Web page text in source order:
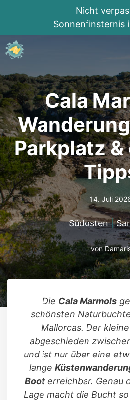
Nicht
Sonnenfinsternis
Zum
Inhalt
Cala
Parkplatz
14. Juli
Südosten|
von
Die Cala Marmols
schönsten
Mallorcas. Der
abgeschieden
und ist nur über eine
lange
Boot erreichbar. Genau
Lage macht die Bucht